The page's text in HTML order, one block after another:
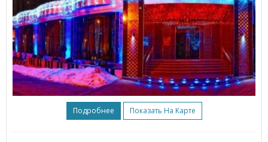
Подробнее Показать На Карте